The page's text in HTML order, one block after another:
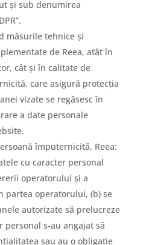
și sub denumirea
măsurile tehnice și
de Reea, atât în
cât și în calitate de
care asigură protecția
vizate se regăsesc în
a date personale
împuternicită, Reea:
cu caracter personal
operatorului și a
partea operatorului, (b) se
autorizate să prelucreze
personal s-au angajat să
sau au o obligație